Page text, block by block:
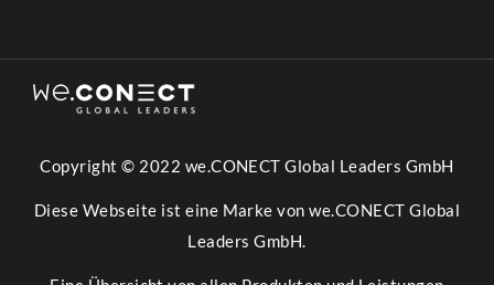
Copyright © 2022 we.CONECT Global Leaders GmbH
Diese Webseite ist eine Marke von we.CONECT Global
Leaders GmbH.